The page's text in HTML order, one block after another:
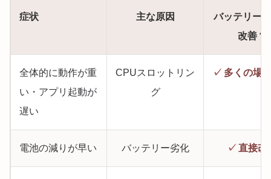
症状 主な原因
バッテリー
改善？
全体的に動作が重
い・アプリ起動が
遅い
CPUスロットリン
グ
✓ 多くの場
電池の減りが早い バッテリー劣化 ✓ 直接改